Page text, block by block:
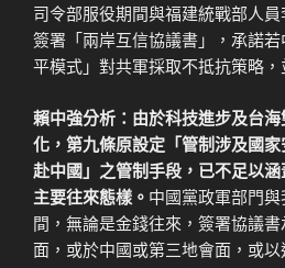
司令部服役期間與福建統戰部人員
簽署「兩岸互信協議書」，承諾
平模式」對共軍採取不抵抗策略，
賴中強分析：由於科技進步及台
化，第九條原設定「管制涉及國
赴中國」之管制手段，已不足以
主要往來態樣。 中國黨政軍部門
間，無論是金錢往來，簽署協議
面，或於中國或第三地會面，或